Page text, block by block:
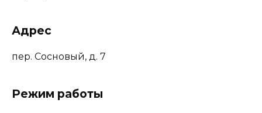
Адрес
пер. Сосновый, д. 7
Режим работы